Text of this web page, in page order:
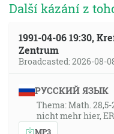
Další kázání z
1991-04-06 19:30,
Zentrum
Broadcasted: 2026-08-
РУССКИЙ ЯЗЫК
Thema: Math.
nicht mehr hier,
MP3